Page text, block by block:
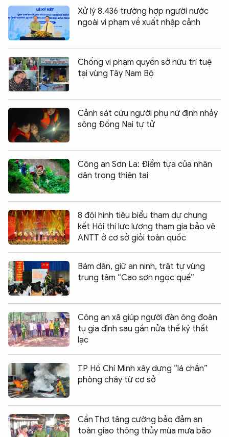
Xử lý 8.436 trường hợp người nước
ngoài vi phạm về xuất nhập cảnh
Chống vi phạm quyền sở hữu trí tuệ
tại vùng Tây Nam Bộ
Cảnh sát cứu người phụ nữ định nhảy
sông Đồng Nai tự tử
Công an Sơn La: Điểm tựa của nhân
dân trong thiên tai
8 đội hình tiêu biểu tham dự chung
kết Hội thi lực lượng tham gia bảo vệ
ANTT ở cơ sở giỏi toàn quốc
Bám dân, giữ an ninh, trật tự vùng
trung tâm “Cao sơn ngọc quế”
Công an xã giúp người đàn ông đoàn
tụ gia đình sau gần nửa thế kỷ thất
lạc
TP Hồ Chí Minh xây dựng “lá chắn”
phòng cháy từ cơ sở
Cần Thơ tăng cường bảo đảm an
toàn giao thông thủy mùa mưa bão